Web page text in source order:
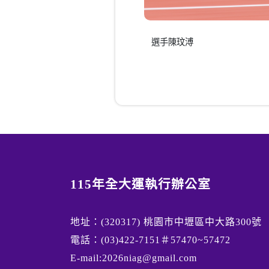
選手陳玟溥
115年全大運執行辦公室
地址：(320317) 桃園市中壢區中大路300號
電話：(03)422-7151＃57470~57472
E-mail:2026niag@gmail.com